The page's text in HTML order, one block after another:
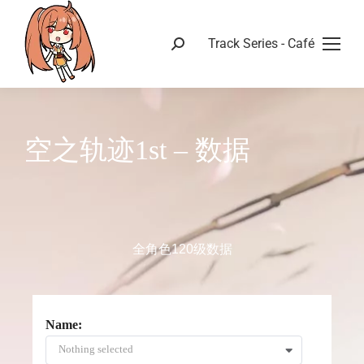
Track Series - Café
空之轨迹1st – 数据
全角色120级数据
Name:
Nothing selected